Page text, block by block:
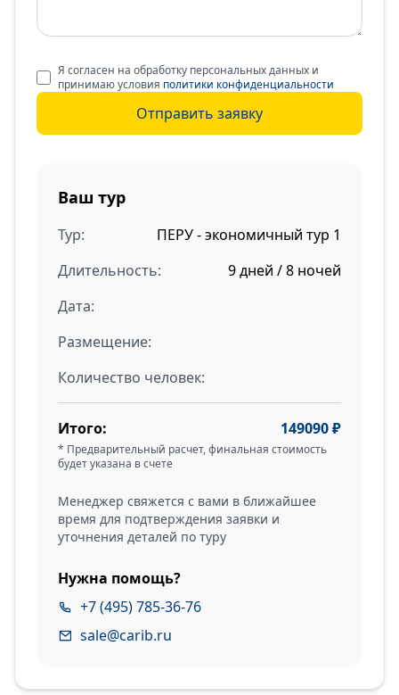
Я согласен на обработку персональных данных и
принимаю условия политики конфиденциальности
Отправить заявку
Ваш тур
Тур:
ПЕРУ - экономичный тур 1
Длительность:
9 дней / 8 ночей
Дата:
Размещение:
Количество человек:
Итого: 149090₽
* Предварительный расчет, финальная стоимость
будет указана в счете
Менеджер свяжется с вами в ближайшее
время для подтверждения заявки и
уточнения деталей по туру
Нужна помощь?
+7 (495) 785-36-76
sale@carib.ru